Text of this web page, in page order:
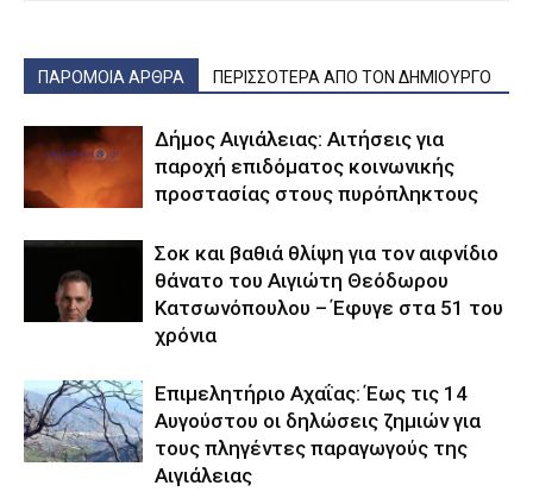
ΠΑΡΟΜΟΙΑ ΑΡΘΡΑ ΠΕΡΙΣΣΟΤΕΡΑ ΑΠΟ ΤΟΝ ΔΗΜΙΟΥΡΓΟ
Δήμος Αιγιάλειας: Αιτήσεις για
παροχή επιδόματος κοινωνικής
προστασίας στους πυρόπληκτους
Σοκ και βαθιά θλίψη για τον αιφνίδιο
θάνατο του Αιγιώτη Θεόδωρου
Κατσωνόπουλου – Έφυγε στα 51 του
χρόνια
Επιμελητήριο Αχαΐας: Έως τις 14
Αυγούστου οι δηλώσεις ζημιών για
τους πληγέντες παραγωγούς της
Αιγιάλειας